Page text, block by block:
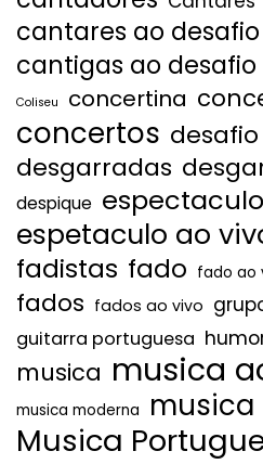
cantares ao desafio
cantigas ao desafio
Coliseu concertina
concertos desafio
desgarradas
despique
espetaculo ao
fadistas fado fado ao
fados fados ao vivo
guitarra portuguesa
musica musica
musica moderna
Musica